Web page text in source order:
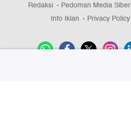
Redaksi Pedoman Media Siber
Info Iklan
Privacy Policy